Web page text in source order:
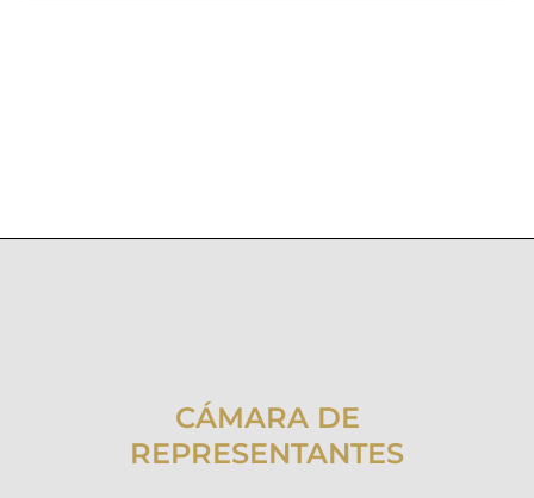
CÁMARA DE
REPRESENTANTES